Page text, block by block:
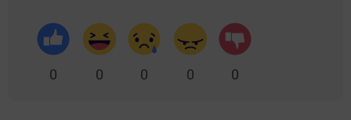
0 0 0 0 0